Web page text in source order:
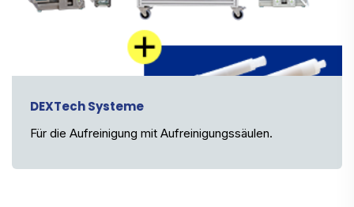
DEXTech Systeme
Für die Aufreinigung mit Aufreinigungssäulen.